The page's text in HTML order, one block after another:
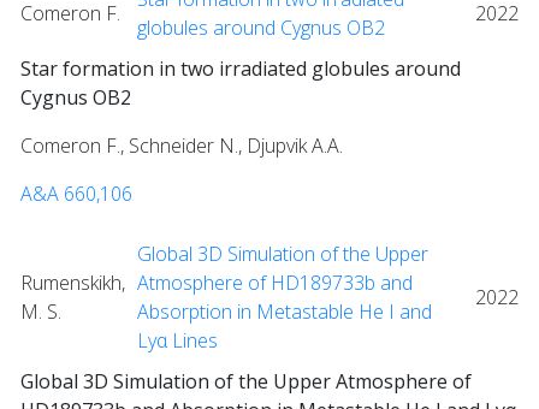
Comeron F.
globules around Cygnus OB2
2022
Star formation in two irradiated globules around
Cygnus OB2
Comeron F., Schneider N., Djupvik A.A.
A&A 660,106
Rumenskikh,
M. S.
Global 3D Simulation of the Upper
Atmosphere of HD189733b and
Absorption in Metastable He I and
Lyα Lines
2022
Global 3D Simulation of the Upper Atmosphere of